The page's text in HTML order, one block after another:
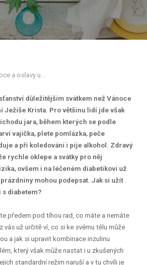
důležitějším svátkem než Vánoce
Ježíše Krista. Pro většinu lidí jde však
jara, během kterých se podle
vajíčka, plete pomlázka, peče
a při koledování i pije alkohol. Zdravý
rychle oklepe a svátky pro něj
ovšem i na léčeném diabetikovi už
mohou podepsat. Jak si užít
s diabetem?
předem pod tíhou rad, co máte a nemáte
vás už určitě ví, co si ke svému tělu může
a jak si upravit kombinace inzulinu
který však může nastat i u zkušených
standardní režim naruší a v tu chvíli je